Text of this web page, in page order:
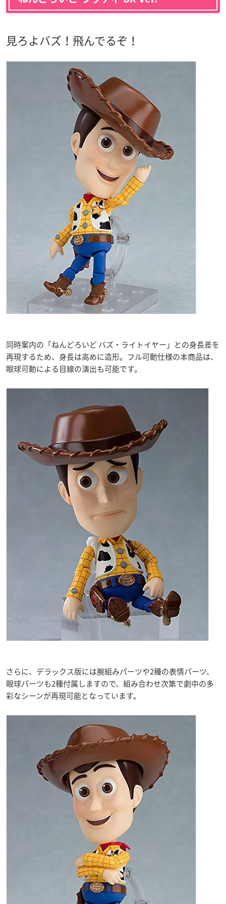
見ろよバズ！飛んでるぞ！
同時案内の「ねんどろいど バズ・ライトイヤー」との身長差を
再現するため、身長は高めに造形。フル可動仕様の本商品は、
眼球可動による目線の演出も可能です。
さらに、デラックス版には腕組みパーツや2種の表情パーツ、
眼球パーツも2種付属しますので、組み合わせ次第で劇中の多
彩なシーンが再現可能となっています。